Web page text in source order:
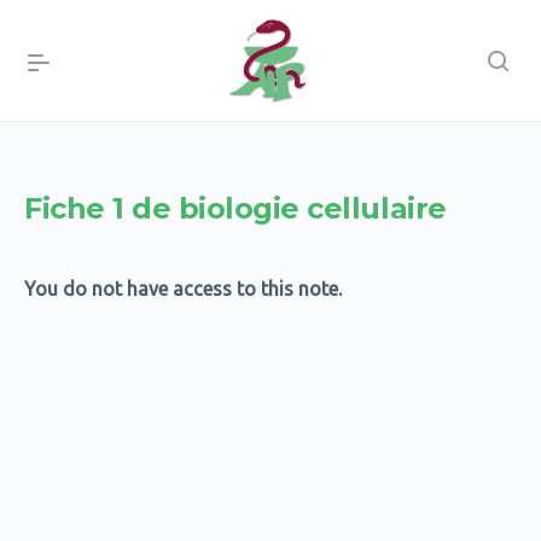
Fiche 1 de biologie cellulaire
You do not have access to this note.